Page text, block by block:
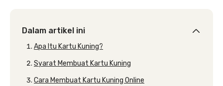
Dalam artikel ini
Apa Itu Kartu Kuning?
Syarat Membuat Kartu Kuning
Cara Membuat Kartu Kuning Online